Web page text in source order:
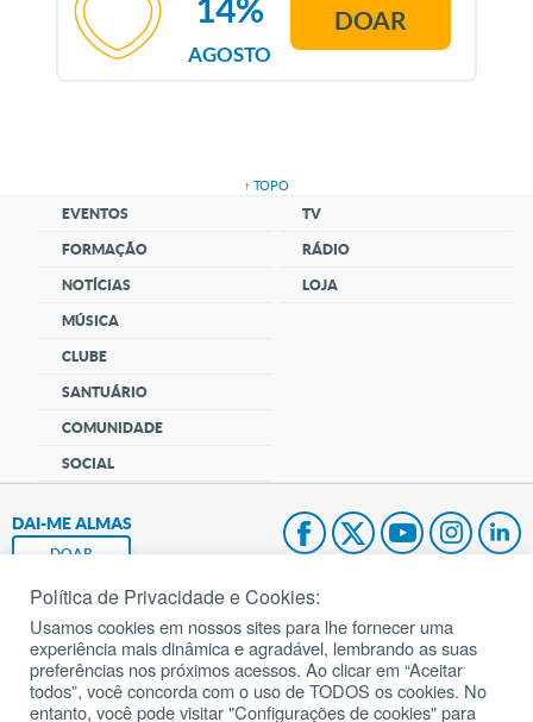
AGOSTO
14% DOAR
↑ TOPO
EVENTOS
FORMAÇÃO
NOTÍCIAS
MÚSICA
CLUBE
SANTUÁRIO
COMUNIDADE
SOCIAL
TV
RÁDIO
LOJA
DAI-ME ALMAS
DOAR
Fundação João Paulo II
Pedido de Oração
Mapa do site
Política de Privacidade e Cookies:
Usamos cookies em nossos sites para lhe fornecer uma
experiência mais dinâmica e agradável, lembrando as suas
preferências nos próximos acessos. Ao clicar em “Aceitar
todos”, você concorda com o uso de TODOS os cookies. No
entanto, você pode visitar "Configurações de cookies" para